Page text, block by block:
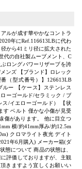
ルが成す華やかなコントラ
年にRef.116613LBに代わ
から41ミリ径に拡大された
代の自社製ムーブメント、C
ロングパワーリザーブを誇
ンズ 【ブランド】ロレック
（型式番号）】126613LB
ルー 【ケース】ステンレス
ーゴールド/セラミック / ブ
ス/イエローゴールド） 【状
す ベルト 僅かな小傷が見受
傷があります。 他に目立つ
横/約41mm厚み/約12.5m
クロマライト夜光 デイト
年6月購入) メーカー箱(ダ
態について 商品の状態は、
評価しておりますが、主観
きますよう宜しくお願いい